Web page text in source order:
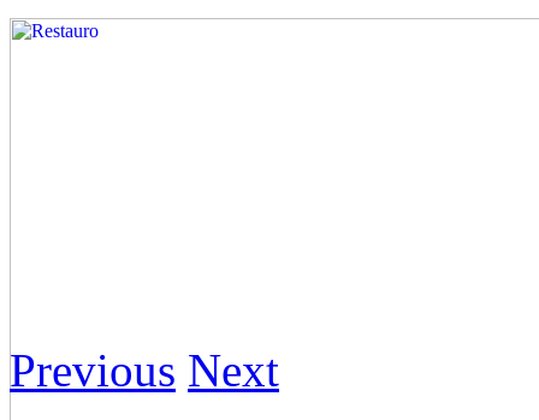
Previous Next